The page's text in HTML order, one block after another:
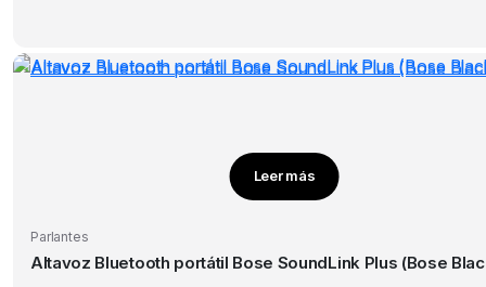
Leer más
Parlantes
Altavoz Bluetooth portátil Bose SoundLink Plus (Bose